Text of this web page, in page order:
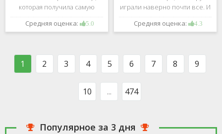
которая получила самую
большую известность среди
всех людей всех возрастных
такого человека, который бы
Средняя оценка: 5.0
играли наверно почти все. И
это не странно. Эта игра
имеет не сложные правила и
свободное время, но
Средняя оценка: 4.3
1 2 3 4 5 6 7 8 9
10 ... 474
Популярное за 3 дня